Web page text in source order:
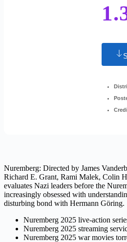
Nuremberg: Directed by James
Richard E. Grant, Rami Malek, Colin
evaluates Nazi leaders before the
increasingly obsessed with
disturbing bond with Hermann Göring.
Nuremberg 2025 live-action
Nuremberg 2025 streaming
Nuremberg 2025 war movies